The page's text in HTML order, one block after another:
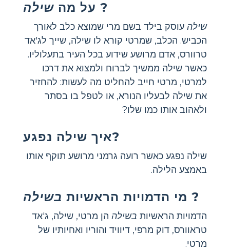
על מה שילה ?
שילה עוסק בילד בשם מרי שמוצא כלב לאורך
הכביש. הכלב, שמרטי קורא לו שילה, שייך לג'אד
טרוורס, אדם מרושע שידוע בכל העיר בתעלוליו.
כאשר שילה ממשיך לברוח ולמצוא את דרכו
למרטי, מרטי חייב להחליט מה לעשות: להחזיר
את שילה לבעליו הנורא, או לטפל בו בסתר
ולאהוב אותו כמו שלו?
איך שילה נפגע?
שילה נפגע כאשר רועה גרמני מרושע תוקף אותו
באמצע הלילה.
מי הדמויות הראשיות בשילה ?
הדמויות הראשיות בשילה הן מרטי, שילה, ג'אד
טראוורס, דוק מרפי, דיוויד והוריו ואחיותיו של
מרטי.